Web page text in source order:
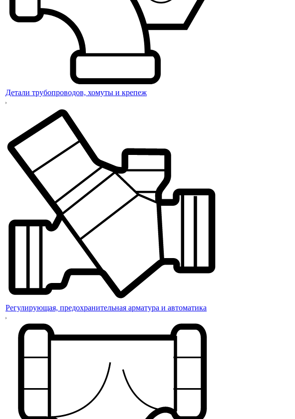
Детали трубопроводов, хомуты и крепеж
Регулирующая, предохранительная арматура и автоматика